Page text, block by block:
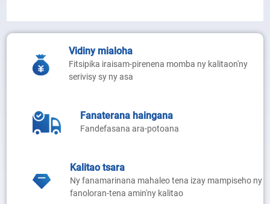
Vidiny mialoha
Fitsipika iraisam-pirenena momba ny kalitaon'ny
serivisy sy ny asa
Fanaterana haingana
Fandefasana ara-potoana
Kalitao tsara
Ny fanamarinana mahaleo tena izay mampiseho ny
fanoloran-tena amin'ny kalitao